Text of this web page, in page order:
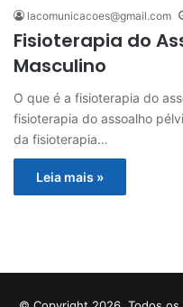
lacomunicacoes@gmail.com
Fisioterapia do
Masculino
O que é a fisioterapia do
fisioterapia do assoalho
da fisioterapia…
Leia mais »